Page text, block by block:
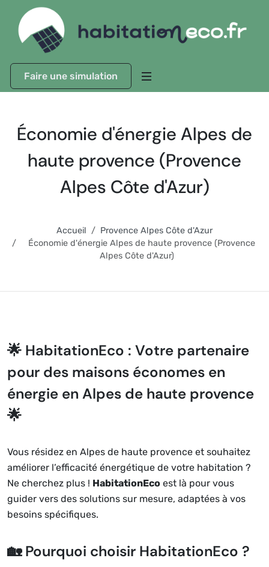
Faire une simulation
Économie d'énergie Alpes de
haute provence (Provence
Alpes Côte d'Azur)
Accueil
Provence Alpes Côte d'Azur
Économie d'énergie Alpes de haute provence (Provence
Alpes Côte d'Azur)
🌟 HabitationEco : Votre partenaire
pour des maisons économes en
énergie en Alpes de haute provence
🌟
Vous résidez en Alpes de haute provence et souhaitez
améliorer l’efficacité énergétique de votre habitation ?
Ne cherchez plus ! HabitationEco est là pour vous
guider vers des solutions sur mesure, adaptées à vos
besoins spécifiques.
🏡 Pourquoi choisir HabitationEco ?